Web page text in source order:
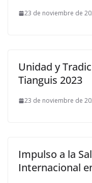
23 de noviembre de
Unidad y
Tianguis 2023
23 de noviembre de
Impulso a la
Internacional